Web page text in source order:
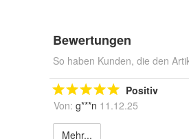
Bewertungen
So haben Kunden, die den
Positiv
Von: g***n 11.12.25
Mehr...